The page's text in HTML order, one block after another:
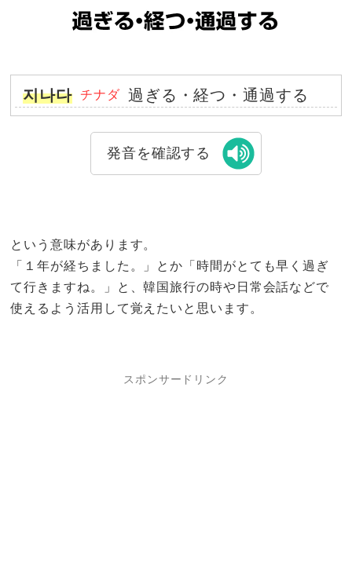
지나다 チナダ 過ぎる・経つ・通過する
発音を確認する
という意味があります。
「１年が経ちました。」とか「時間がとても早く過ぎ
て行きますね。」と、韓国旅行の時や日常会話などで
使えるよう活用して覚えたいと思います。
スポンサードリンク